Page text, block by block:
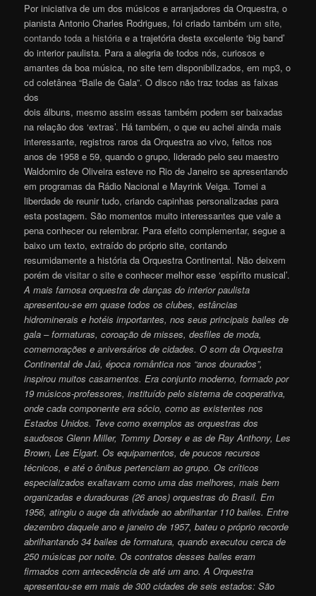
Por iniciativa de um dos músicos e arranjadores da Orquestra, o
pianista Antonio Charles Rodrigues, foi criado também um site,
contando toda a história e a trajetória desta excelente ‘big band’
do interior paulista. Para a alegria de todos nós, curiosos e
amantes da boa música, no site tem disponibilizados, em mp3, o
cd coletânea “Baile de Gala”. O disco não traz todas as faixas
dos
dois álbuns, mesmo assim essas também podem ser baixadas
na relação dos ‘extras’. Há também, o que eu achei ainda mais
interessante, registros raros da Orquestra ao vivo, feitos nos
anos de 1958 e 59, quando o grupo, liderado pelo seu maestro
Waldomiro de Oliveira esteve no Rio de Janeiro se apresentando
em programas da Rádio Nacional e Mayrink Veiga. Tomei a
liberdade de reunir tudo, criando capinhas personalizadas para
esta postagem. São momentos muito interessantes que vale a
pena conhecer ou relembrar. Para efeito complementar, segue a
baixo um texto, extraído do próprio site, contando
resumidamente a história da Orquestra Continental. Não deixem
porém devisitar o site e conhecer melhor esse ‘espírito musical’.
A mais famosa orquestra de danças do interior paulista
apresentou-se em quase todos os clubes, estâncias
hidrominerais e hotéis importantes, nos seus principais bailes de
gala – formaturas, coroação de misses, desfiles de moda,
comemorações e aniversários de cidades. O som da Orquestra
Continental de Jaú, época romântica nos “anos dourados”,
inspirou muitos casamentos. Era conjunto moderno, formado por
19 músicos-professores, instituído pelo sistema de cooperativa,
onde cada componente era sócio, como as existentes nos
Estados Unidos. Teve como exemplos as orquestras dos
saudosos Glenn Miller, Tommy Dorsey e as de Ray Anthony, Les
Brown, Les Elgart. Os equipamentos, de poucos recursos
técnicos, e até o ônibus pertenciam ao grupo. Os críticos
especializados exaltavam como uma das melhores, mais bem
organizadas e duradouras (26 anos) orquestras do Brasil. Em
1956, atingiu o auge da atividade ao abrilhantar 110 bailes. Entre
dezembro daquele ano e janeiro de 1957, bateu o próprio recorde
abrilhantando 34 bailes de formatura, quando executou cerca de
250 músicas por noite. Os contratos desses bailes eram
firmados com antecedência de até um ano. A Orquestra
apresentou-se em mais de 300 cidades de seis estados: São